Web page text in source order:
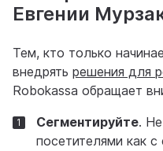
Евгении
Тем, кто только
внедрять решения для
Robokassa обращает
Сегментируйте.
посетителями как